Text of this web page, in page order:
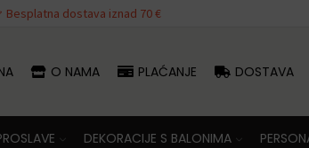
Besplatna dostava iznad 70 €
O NAMA PLAĆANJE DOSTAVA
DEKORACIJE S BALONIMA